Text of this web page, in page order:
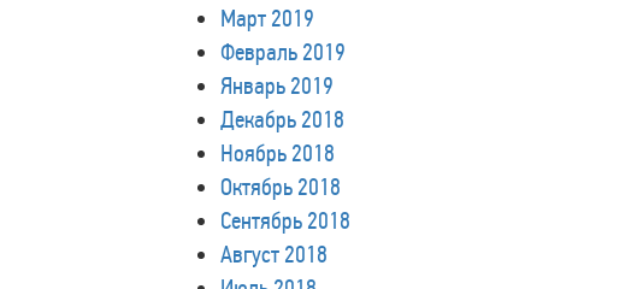
Март 2019
Февраль 2019
Январь 2019
Декабрь 2018
Ноябрь 2018
Октябрь 2018
Сентябрь 2018
Август 2018